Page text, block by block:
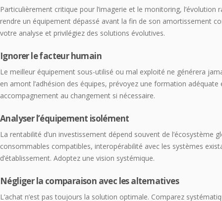
Particulièrement critique pour l’imagerie et le monitoring, l’évolution
rendre un équipement dépassé avant la fin de son amortissement
votre analyse et privilégiez des solutions évolutives.
Ignorer le facteur humain
Le meilleur équipement sous-utilisé ou mal exploité ne générera
en amont l’adhésion des équipes, prévoyez une formation adéquate
accompagnement au changement si nécessaire.
Analyser l’équipement isolément
La rentabilité d’un investissement dépend souvent de l’écosystème
consommables compatibles, interopérabilité avec les systèmes
d’établissement. Adoptez une vision systémique.
Négliger la comparaison avec les alternatives
L’achat n’est pas toujours la solution optimale. Comparez